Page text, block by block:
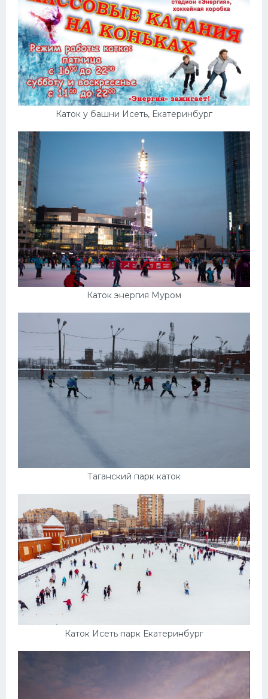
Каток у башни Исеть, Екатеринбург
Каток энергия Муром
Таганский парк каток
Каток Исеть парк Екатеринбург